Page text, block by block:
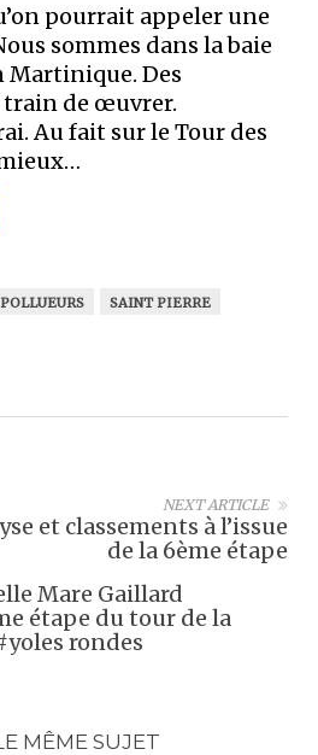
pourrait appeler une
sommes dans la baie
Martinique. Des
de œuvrer.
Au fait sur le Tour des
POLLUEURS SAINT PIERRE
NEXT ARTICLE
et classements à l’issue
de la 6ème étape
Mare Gaillard
étape du tour de la
rondes
MÊME SUJET